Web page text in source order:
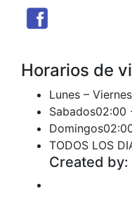
Horarios de
Lunes – Viernes
Sabados02:00
Domingos
TODOS LOS
Created by: